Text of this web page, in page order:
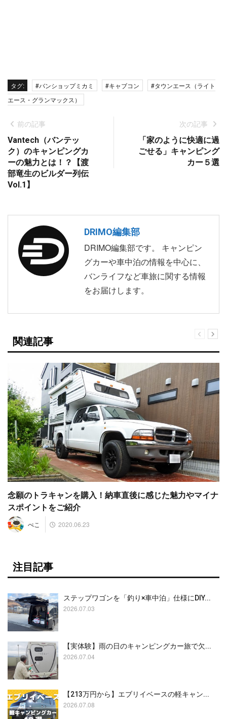
タグ: #バンショップミカミ #キャブコン
#タウンエース（ライト
エース・グランマックス）
前の記事
Vantech（バンテッ
ク）のキャンピングカ
ーの魅力とは！？【渡
部竜生のビルダー列伝
Vol.1】
次の記事
「家のように快適に過
ごせる」キャンピング
カー５選
DRIMO編集部
DRIMO編集部です。 キャンピン
グカーや車中泊の情報を中心に、
バンライフなど車旅に関する情報
をお届けします。
関連記事
念願のトラキャンを購入！納車直後に感じた魅力やマイナ
スポイントをご紹介
ぺこ 2020.06.23
注目記事
ステップワゴンを「釣り×車中泊」仕様にDIY...
2026.07.03
【実体験】雨の日のキャンピングカー旅で欠...
2026.07.04
【213万円から】エブリイベースの軽キャン...
2026.07.08